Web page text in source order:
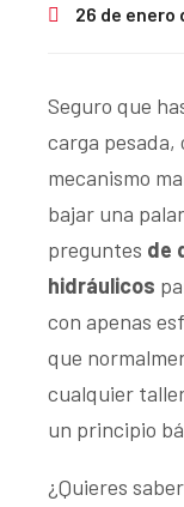
26 de enero
Seguro que
carga pesada,
mecanismo
bajar una
preguntes de
hidráulicos
con apenas
que
cualquier
un principio
¿Quieres